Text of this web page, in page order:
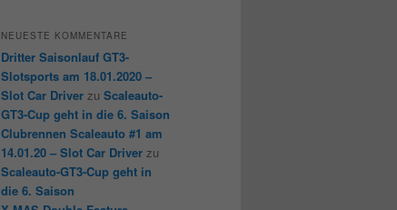
NEUESTE KOMMENTARE
Dritter Saisonlauf GT3-
Slotsports am 18.01.2020 –
Slot Car Driver zu Scaleauto-
GT3-Cup geht in die 6. Saison
Clubrennen Scaleauto #1 am
14.01.20 – Slot Car Driver zu
Scaleauto-GT3-Cup geht in
die 6. Saison